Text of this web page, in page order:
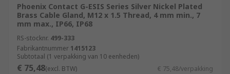
Phoenix Contact G-ESIS Series Silver Nickel Plated
Brass Cable Gland, M12 x 1.5 Thread, 4 mm min., 7
mm max., IP66, IP68
RS-stocknr. 499-333
Fabrikantnummer 1415123
Subtotaal (1 verpakking van 10 eenheden)
€ 75,48(excl. BTW) € 75,48/verpakking